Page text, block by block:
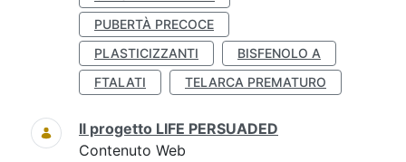
PUBERTÀ PRECOCE
PLASTICIZZANTI
BISFENOLO A
FTALATI
TELARCA PREMATURO
Il progetto LIFE PERSUADED
Contenuto Web